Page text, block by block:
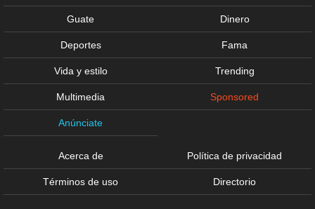
Guate Dinero
Deportes Fama
Vida y estilo Trending
Multimedia Sponsored
Anúnciate
Acerca de Política de privacidad
Términos de uso Directorio